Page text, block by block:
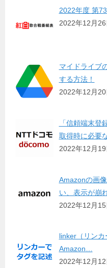
2022年度 第
2022年12月26
マイドライブ
する方法！
2022年12月20
「信頼端末登
取得時に必要
2022年12月19
Amazonの画
い、表示が崩
2022年12月15
linker（リン
Amazon…
2022年12月12